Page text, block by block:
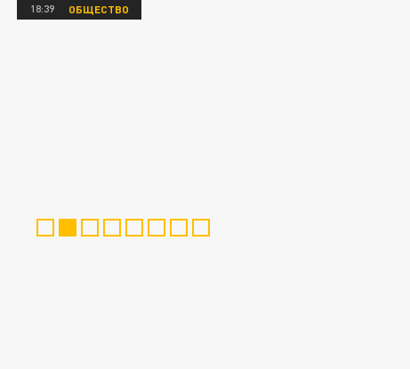
18:39 ОБЩЕСТВО